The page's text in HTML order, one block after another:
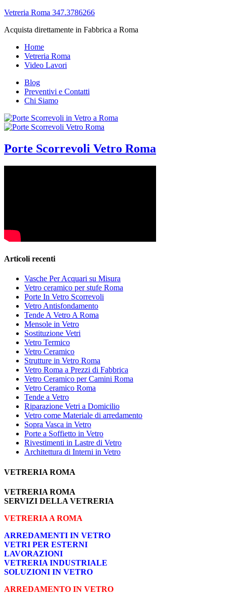
Vetreria Roma 347.3786266
Acquista direttamente in Fabbrica a Roma
Home
Vetreria Roma
Video Lavori
Blog
Preventivi e Contatti
Chi Siamo
Porte Scorrevoli Vetro Roma
Articoli recenti
Vasche Per Acquari su Misura
Vetro ceramico per stufe Roma
Porte In Vetro Scorrevoli
Vetro Antisfondamento
Tende A Vetro A Roma
Mensole in Vetro
Sostituzione Vetri
Vetro Termico
Vetro Ceramico
Strutture in Vetro Roma
Vetro Roma a Prezzi di Fabbrica
Vetro Ceramico per Camini Roma
Vetro Ceramico Roma
Tende a Vetro
Riparazione Vetri a Domicilio
Vetro come Materiale di arredamento
Sopra Vasca in Vetro
Porte a Soffietto in Vetro
Rivestimenti in Lastre di Vetro
Architettura di Interni in Vetro
VETRERIA ROMA
VETRERIA ROMA
SERVIZI DELLA VETRERIA
VETRERIA A ROMA
ARREDAMENTI IN VETRO
VETRI PER ESTERNI
LAVORAZIONI
VETRERIA INDUSTRIALE
SOLUZIONI IN VETRO
ARREDAMENTO IN VETRO